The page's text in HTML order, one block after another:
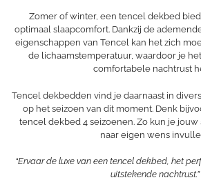
Zomer of winter, een tencel dekbed
optimaal slaapcomfort. Dankzij de
eigenschappen van Tencel kan het zich
de lichaamstemperatuur, waardoor je
comfortabele nachtrust
Tencel dekbedden vind je daarnaast in
op het seizoen van dit moment. Denk
tencel dekbed 4 seizoenen. Zo kun je
naar eigen wens
“Ervaar de luxe van een tencel dekbed, het
uitstekende nachtrust.”